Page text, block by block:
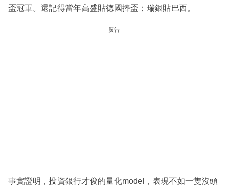
盃冠軍。還記得當年高盛貼德國捧盃；瑞銀貼巴西。
廣告
事實證明，投資銀行才俊的量化model，表現不如一隻沒頭